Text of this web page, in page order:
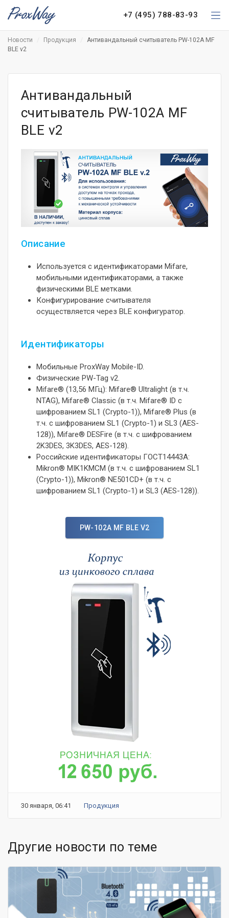
+7 (495) 788-83-93
Новости Продукция
Антивандальный считыватель PW-102A MF
BLE v2
Антивандальный
считыватель PW-102A MF
BLE v2
Описание
Используется с идентификаторами Mifare,
мобильными идентификаторами, а также
физическими BLE метками.
Конфигурирование считывателя
осуществляется через BLE конфигуратор.
Идентификаторы
Мобильные ProxWay Mobile-ID.
Физические PW-Tag v2.
Mifare® (13,56 МГц): Mifare® Ultralight (в т.ч.
NTAG), Mifare® Classic (в т.ч. Mifare® ID с
шифрованием SL1 (Crypto-1)), Mifare® Plus (в
т.ч. с шифрованием SL1 (Crypto-1) и SL3 (AES-
128)), Mifare® DESFire (в т.ч. с шифрованием
2K3DES, 3K3DES, AES-128).
Российские идентификаторы ГОСТ14443A:
Mikron® MIK1KMCM (в т.ч. c шифрованием SL1
(Crypto-1)), Mikron® NE501CD+ (в т.ч. c
шифрованием SL1 (Crypto-1) и SL3 (AES-128)).
PW-102A MF BLE V2
30 января, 06:41 Продукция
Другие новости по теме